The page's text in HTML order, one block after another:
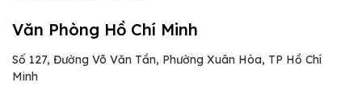
Văn Phòng Hồ Chí Minh
Số 127, Đường Võ Văn Tần, Phường Xuân Hòa, TP Hồ Chí
Minh